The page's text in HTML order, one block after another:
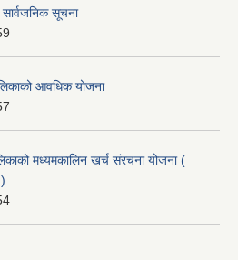
सार्वजनिक सूचना
आवधिक योजना
मध्यमकालिन खर्च संरचना योजना (